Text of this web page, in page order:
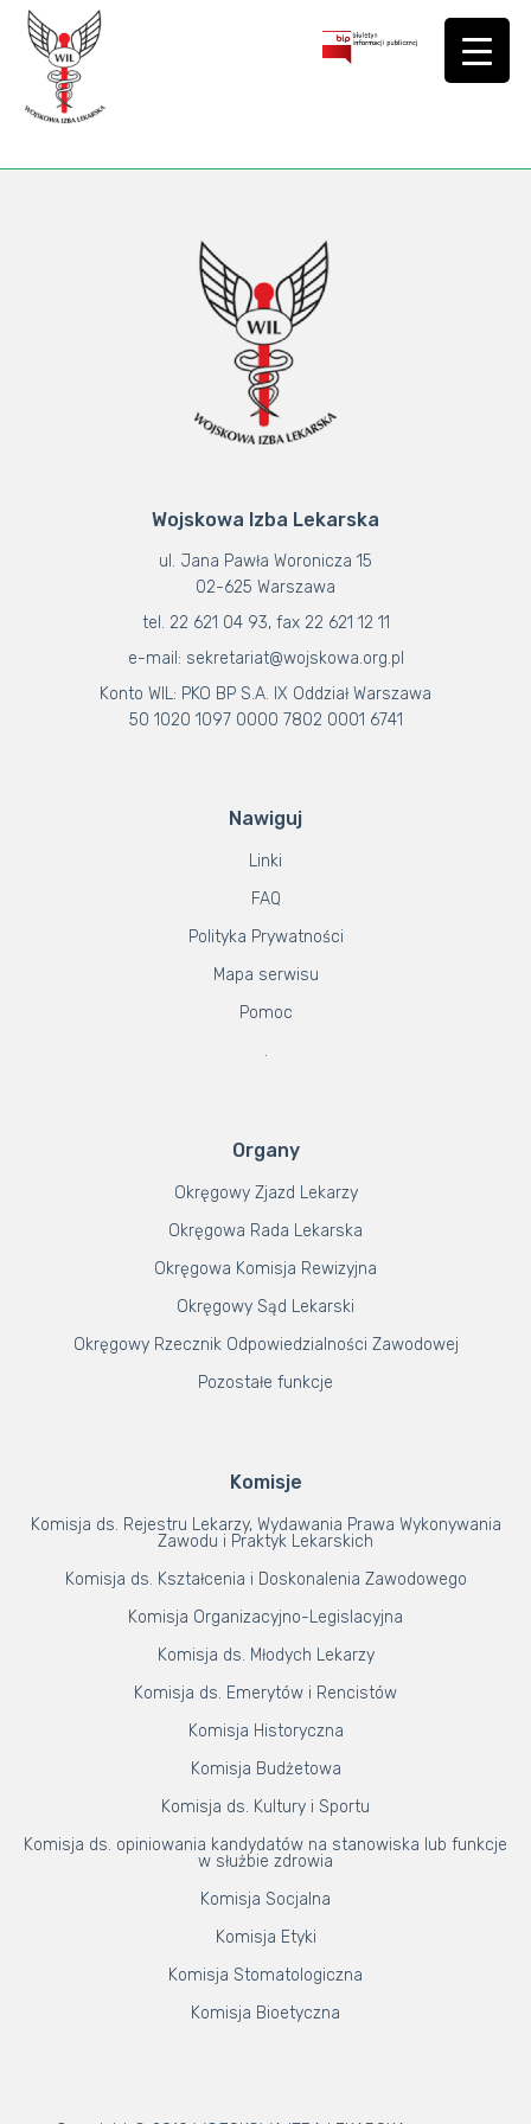
Wojskowa Izba Lekarska
ul. Jana Pawła Woronicza 15
02-625 Warszawa
tel. 22 621 04 93, fax 22 621 12 11
e-mail: sekretariat@wojskowa.org.pl
Konto WIL: PKO BP S.A. IX Oddział Warszawa
50 1020 1097 0000 7802 0001 6741
Nawiguj
Linki
FAQ
Polityka Prywatności
Mapa serwisu
Pomoc
.
Organy
Okręgowy Zjazd Lekarzy
Okręgowa Rada Lekarska
Okręgowa Komisja Rewizyjna
Okręgowy Sąd Lekarski
Okręgowy Rzecznik Odpowiedzialności Zawodowej
Pozostałe funkcje
Komisje
Komisja ds. Rejestru Lekarzy, Wydawania Prawa Wykonywania
Zawodu i Praktyk Lekarskich
Komisja ds. Kształcenia i Doskonalenia Zawodowego
Komisja Organizacyjno-Legislacyjna
Komisja ds. Młodych Lekarzy
Komisja ds. Emerytów i Rencistów
Komisja Historyczna
Komisja Budżetowa
Komisja ds. Kultury i Sportu
Komisja ds. opiniowania kandydatów na stanowiska lub funkcje
w służbie zdrowia
Komisja Socjalna
Komisja Etyki
Komisja Stomatologiczna
Komisja Bioetyczna